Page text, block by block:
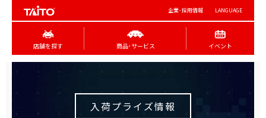
企業･採用情報 LANGUAGE
店舗を探す 商品･サービス イベント
入荷プライズ情報